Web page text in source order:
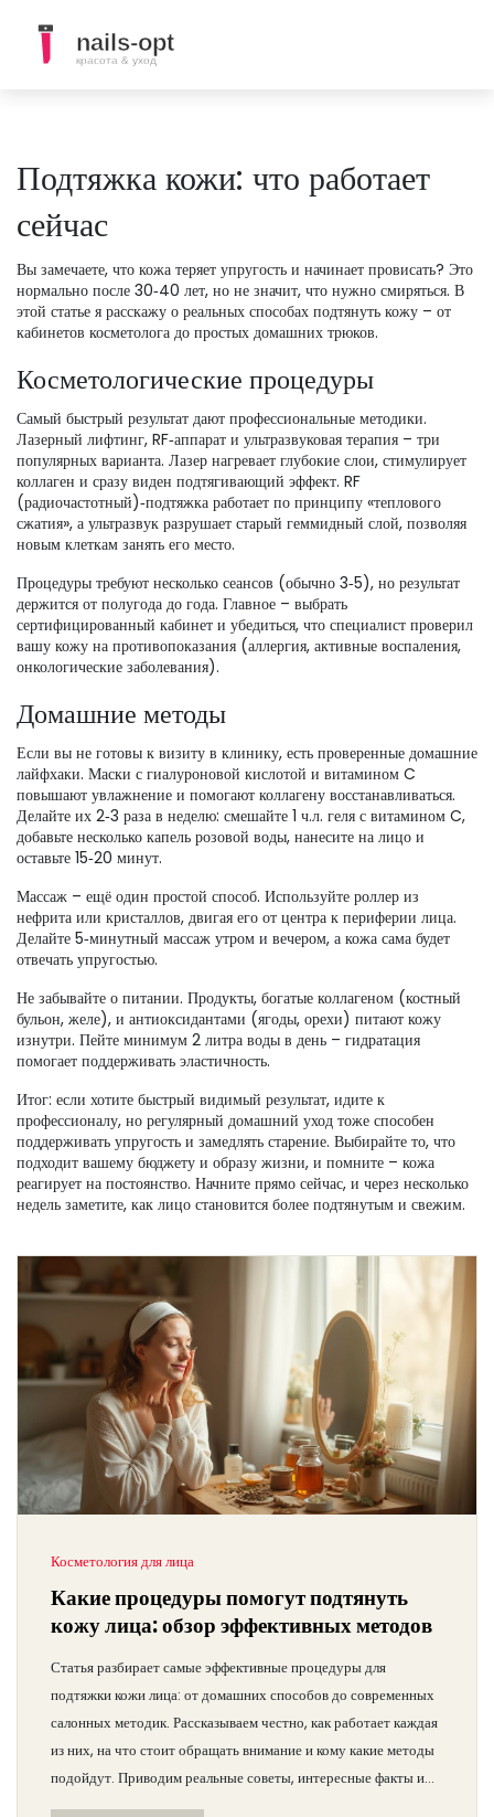
Подтяжка кожи: что работает
сейчас
Вы замечаете, что кожа теряет упругость и начинает провисать? Это
нормально после 30‑40 лет, но не значит, что нужно смиряться. В
этой статье я расскажу о реальных способах подтянуть кожу – от
кабинетов косметолога до простых домашних трюков.
Косметологические процедуры
Самый быстрый результат дают профессиональные методики.
Лазерный лифтинг, RF‑аппарат и ультразвуковая терапия – три
популярных варианта. Лазер нагревает глубокие слои, стимулирует
коллаген и сразу виден подтягивающий эффект. RF
(радиочастотный)‑подтяжка работает по принципу «теплового
сжатия», а ультразвук разрушает старый геммидный слой, позволяя
новым клеткам занять его место.
Процедуры требуют несколько сеансов (обычно 3‑5), но результат
держится от полугода до года. Главное – выбрать
сертифицированный кабинет и убедиться, что специалист проверил
вашу кожу на противопоказания (аллергия, активные воспаления,
онкологические заболевания).
Домашние методы
Если вы не готовы к визиту в клинику, есть проверенные домашние
лайфхаки. Маски с гиалуроновой кислотой и витамином C
повышают увлажнение и помогают коллагену восстанавливаться.
Делайте их 2‑3 раза в неделю: смешайте 1 ч.л. геля с витамином C,
добавьте несколько капель розовой воды, нанесите на лицо и
оставьте 15‑20 минут.
Массаж – ещё один простой способ. Используйте роллер из
нефрита или кристаллов, двигая его от центра к периферии лица.
Делайте 5‑минутный массаж утром и вечером, а кожа сама будет
отвечать упругостью.
Не забывайте о питании. Продукты, богатые коллагеном (костный
бульон, желе), и антиоксидантами (ягоды, орехи) питают кожу
изнутри. Пейте минимум 2 литра воды в день – гидратация
помогает поддерживать эластичность.
Итог: если хотите быстрый видимый результат, идите к
профессионалу, но регулярный домашний уход тоже способен
поддерживать упругость и замедлять старение. Выбирайте то, что
подходит вашему бюджету и образу жизни, и помните – кожа
реагирует на постоянство. Начните прямо сейчас, и через несколько
недель заметите, как лицо становится более подтянутым и свежим.
Косметология для лица
Какие процедуры помогут подтянуть
кожу лица: обзор эффективных методов
Статья разбирает самые эффективные процедуры для
подтяжки кожи лица: от домашних способов до современных
салонных методик. Рассказываем честно, как работает каждая
из них, на что стоит обращать внимание и кому какие методы
подойдут. Приводим реальные советы, интересные факты и
лайфхаки для поддержания упругости кожи. Если вы не знаете,